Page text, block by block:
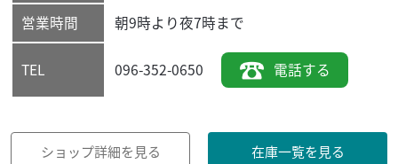
営業時間
朝9時より夜7時まで
TEL 096-352-0650 電話する
ショップ詳細を見る 在庫一覧を見る